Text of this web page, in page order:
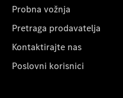
Probna vožnja
Pretraga prodavatelja
Kontaktirajte nas
Poslovni korisnici